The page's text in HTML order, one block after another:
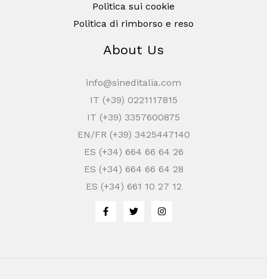
Politica sui cookie
Politica di rimborso e reso
About Us
info@sineditalia.com
IT (+39) 0221117815
IT (+39) 3357600875
EN/FR (+39) 3425447140
ES (+34) 664 66 64 26
ES (+34) 664 66 64 28
ES (+34) 661 10 27 12